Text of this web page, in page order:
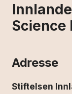
Science
Adresse
Stiftelsen